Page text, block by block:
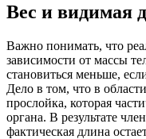
Вес и видимая
Важно понимать, что
зависимости от массы
становиться меньше,
Дело в том, что в
прослойка, которая
органа. В результате
фактическая длина